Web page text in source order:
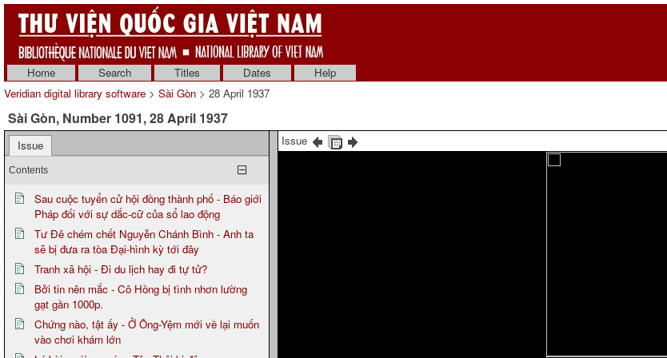
Home Search Titles Dates
Help
Veridian digital library software > Sài Gòn > 28 April 1937
Sài Gòn, Number 1091, 28 April 1937
Issue
Contents
Sau cuộc tuyển cử hội đồng thành phố - Báo giới
Pháp đối với sự dắc-cữ của sổ lao động
Tư Đê chém chết Nguyễn Chánh Bình - Anh ta
sẽ bị đưa ra tòa Đại-hình kỳ tới đây
Tranh xã hội - Đi du lịch hay đi tự tử?
Bởi tin nên mắc - Cô Hồng bị tình nhơn lường
gạt gần 1000p.
Chứng nào, tật ấy - Ở Ông-Yệm mới về lại muốn
vào chơi khám lớn
Issue